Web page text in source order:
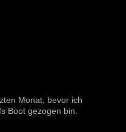
Monat, bevor ich
Boot gezogen bin.